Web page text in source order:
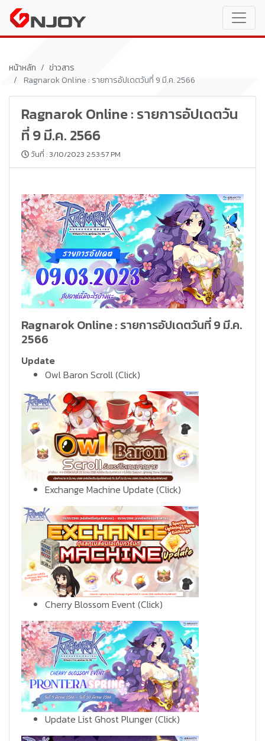
หน้าหลัก
ข่าวสาร
Ragnarok Online : รายการอัปเดตวันที่ 9 มี.ค. 2566
Ragnarok Online : รายการอัปเดตวัน
ที่ 9 มี.ค. 2566
วันที่ : 3/10/2023 2:53:57 PM
Ragnarok Online : รายการอัปเดตวันที่ 9 มี.ค.
2566
Update
Owl Baron Scroll(Click)
Exchange Machine Update (Click)
Cherry Blossom Event(Click)
Update List Ghost Plunger(Click)